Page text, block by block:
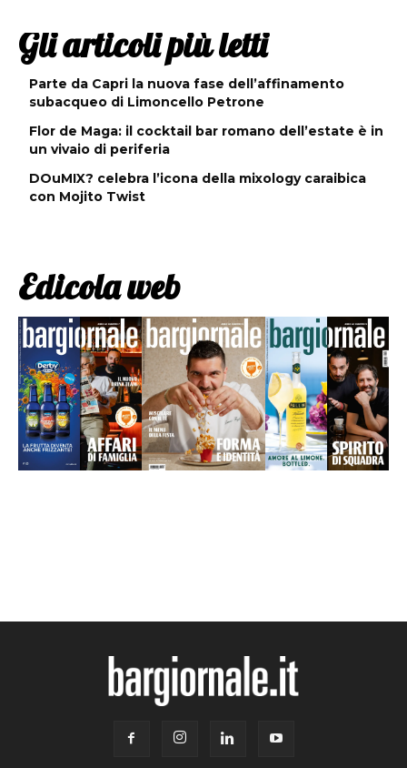
Gli articoli più letti
Parte da Capri la nuova fase dell’affinamento
subacqueo di Limoncello Petrone
Flor de Maga: il cocktail bar romano dell’estate è in
un vivaio di periferia
DOuMIX? celebra l’icona della mixology caraibica
con Mojito Twist
Edicola web